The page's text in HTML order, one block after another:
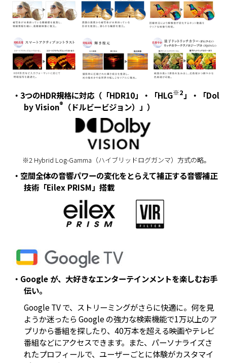
・3つのHDR規格に対応（「HDR10」・「HLG※2 」・「Dol
by Vision® （ドルビービジョン）」）
※2 Hybrid Log-Gamma（ハイブリッドログガンマ）方式の略。
・空間全体の音響パワーの変化をとらえて補正する音響補正
技術「Eilex PRISM」搭載
・Google が、大好きなエンターテインメントを楽しむお手
伝い。
Google TV で、ストリーミングがさらに快適に。何を見
ようか迷ったら Google の強力な検索機能で1万以上のア
プリから番組を探したり、40万本を超える映画やテレビ
番組などにアクセスできます。また、パーソナライズさ
れたプロフィールで、ユーザーごとに体験がカスタマイ